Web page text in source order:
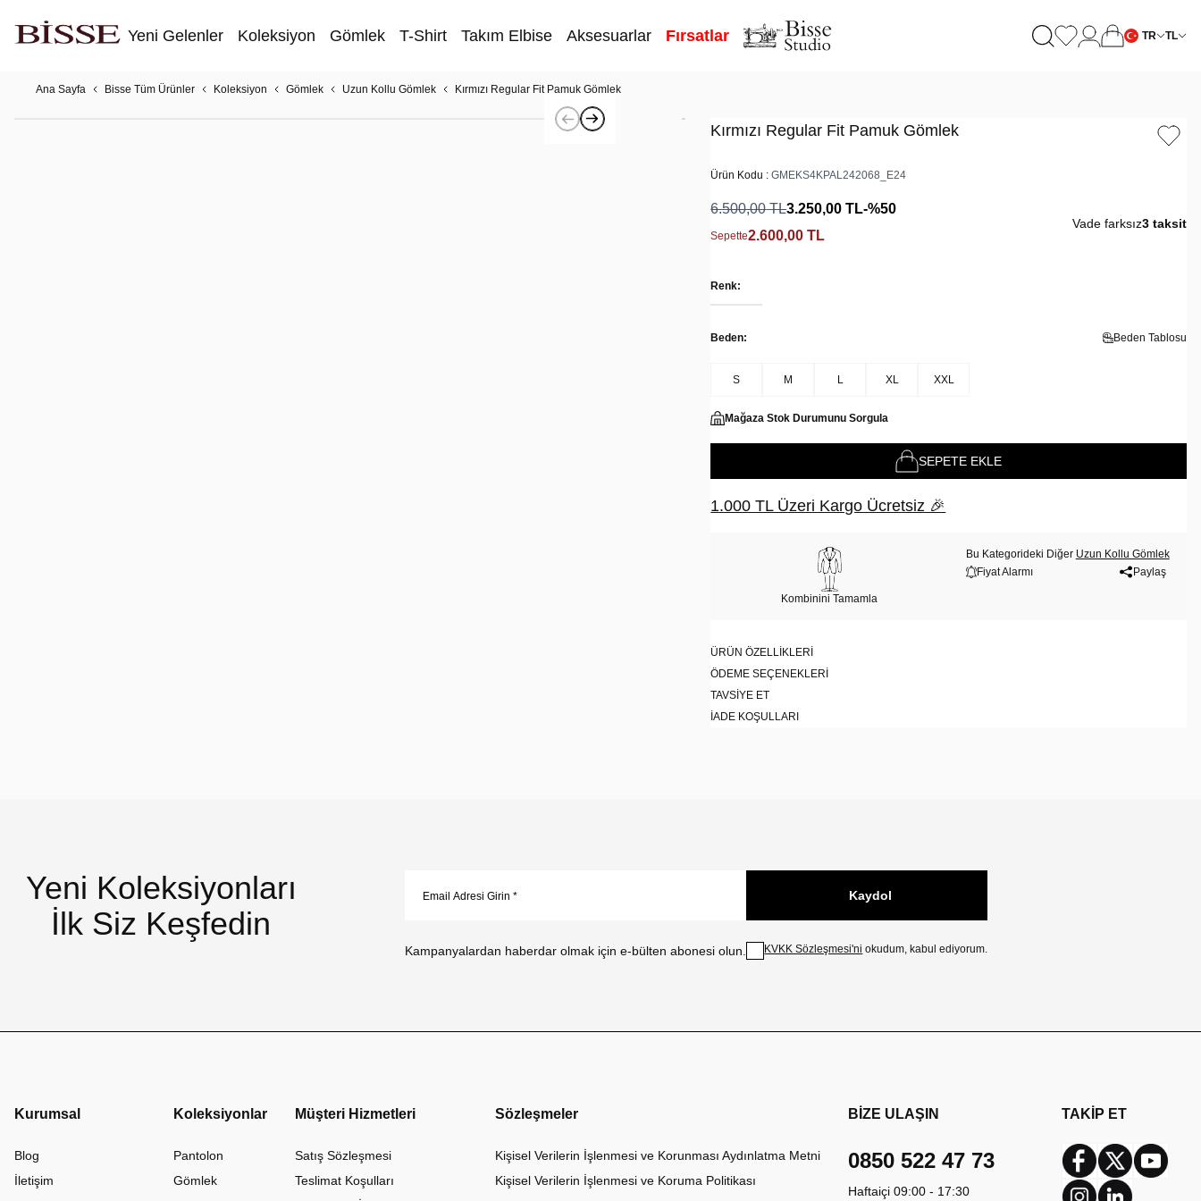
Yeni Gelenler Koleksiyon Gömlek T-Shirt Takım Elbise Aksesuarlar Fırsatlar TR TL
Ana Sayfa Bisse Tüm Ürünler Koleksiyon Gömlek Uzun Kollu Gömlek Kırmızı Regular Fit Pamuk Gömlek
Kırmızı Regular Fit Pamuk Gömlek
Ürün Kodu :GMEKS4KPAL242068_E24
6.500,00TL3.250,00 TL-%50
Sepette2.600,00 TL
Vade farksız3 taksit
Renk:
Beden: Beden Tablosu
S M L XL XXL
Mağaza Stok Durumunu Sorgula
SEPETE EKLE
1.000 TL Üzeri Kargo Ücretsiz 🎉
Kombinini Tamamla
Bu Kategorideki Diğer Uzun Kollu Gömlek
Fiyat Alarmı
Paylaş
ÜRÜN ÖZELLIKLERI
ÖDEME SEÇENEKLERI
TAVSIYE ET
İADE KOŞULLARI
Yeni Koleksiyonları
İlk Siz Keşfedin
Kampanyalardan haberdar olmak için e-bülten abonesi olun.
Kaydol
KVKK Sözleşmesi'ni okudum, kabul ediyorum.
Kurumsal
Blog
İletişim
Koleksiyonlar
Pantolon
Gömlek
Müşteri Hizmetleri
Satış Sözleşmesi
Teslimat Koşulları
Sözleşmeler
Kişisel Verilerin İşlenmesi ve Korunması Aydınlatma Metni
Kişisel Verilerin İşlenmesi ve Koruma Politikası
BİZE ULAŞIN
0850 522 47 73
Haftaiçi 09:00 - 17:30
TAKİP ET
Facebook
Twitter